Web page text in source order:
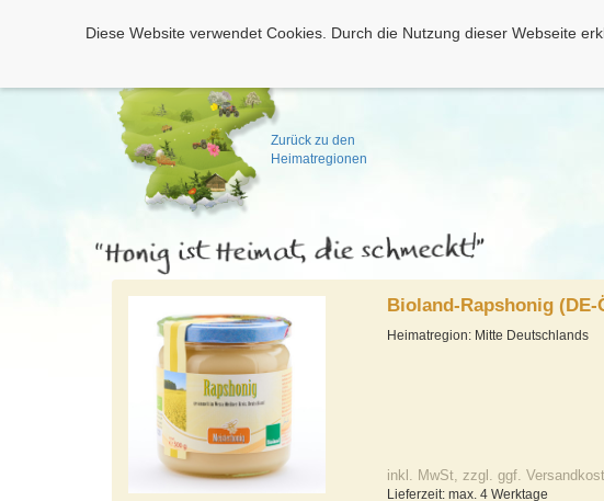
Zurück zu den
Heimatregionen
Diese Website verwendet Cookies. Durch die Nutzung dieser Webseite
Bioland-Rapshonig (DE-
Heimatregion: Mitte Deutschlands
inkl. MwSt, zzgl. ggf.
Lieferzeit: max. 4 Werktage